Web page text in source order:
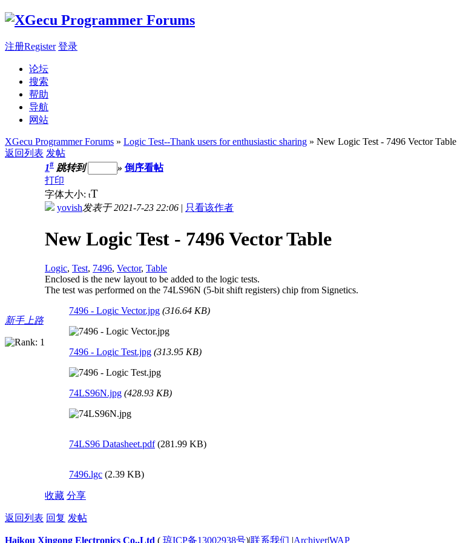
注册Register 登录
论坛
搜索
帮助
导航
网站
XGecu Programmer Forums » Logic Test--Thank users for enthusiastic sharing » New Logic Test - 7496 Vector Table
返回列表 发帖
新手上路
1# 跳转到 » 倒序看帖
打印
字体大小: tT
yovish发表于 2021-7-23 22:06 | 只看该作者
New Logic Test - 7496 Vector Table
Logic, Test, 7496, Vector, Table
Enclosed is the new layout to be added to the logic tests.
The test was performed on the 74LS96N (5-bit shift registers) chip from Signetics.
7496 - Logic Vector.jpg (316.64 KB)
7496 - Logic Test.jpg (313.95 KB)
74LS96N.jpg (428.93 KB)
74LS96 Datasheet.pdf(281.99 KB)
7496.lgc (2.39 KB)
收藏 分享
返回列表 回复 发帖
Haikou Xingong Electronics Co.,Ltd ( 琼ICP备13002938号)|联系我们 |Archiver|WAP